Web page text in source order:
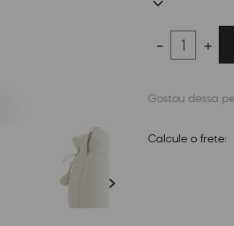
＋
－
Calcule o frete: